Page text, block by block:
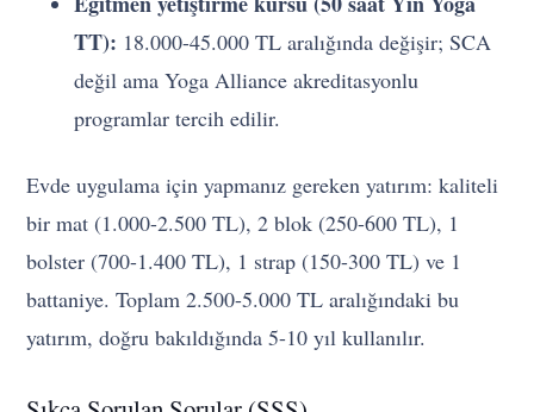
TT): 18.000-45.000 TL aralığında değişir; SCA
değil ama Yoga Alliance akreditasyonlu
programlar tercih edilir.
Evde uygulama için yapmanız gereken yatırım: kaliteli
bir mat (1.000-2.500 TL), 2 blok (250-600 TL), 1
bolster (700-1.400 TL), 1 strap (150-300 TL) ve 1
battaniye. Toplam 2.500-5.000 TL aralığındaki bu
yatırım, doğru bakıldığında 5-10 yıl kullanılır.